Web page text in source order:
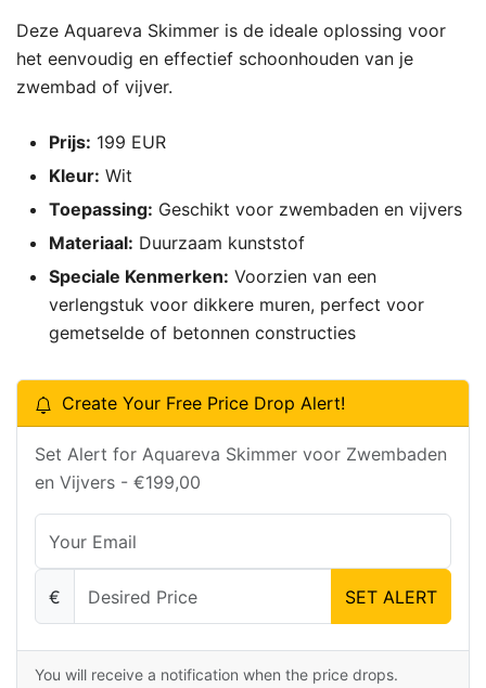
Deze Aquareva Skimmer is de ideale oplossing voor
het eenvoudig en effectief schoonhouden van je
zwembad of vijver.
Prijs: 199 EUR
Kleur: Wit
Toepassing: Geschikt voor zwembaden en vijvers
Materiaal: Duurzaam kunststof
Speciale Kenmerken: Voorzien van een
verlengstuk voor dikkere muren, perfect voor
gemetselde of betonnen constructies
Create Your Free Price Drop Alert!
Set Alert for Aquareva Skimmer voor Zwembaden
en Vijvers - €199,00
€ SET ALERT
You will receive a notification when the price drops.